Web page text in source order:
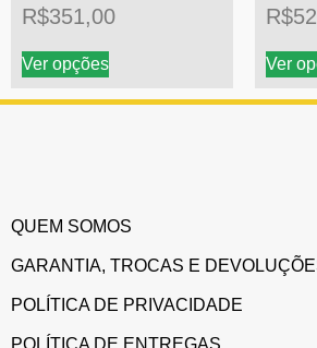
R$351,00
Ver opções
R$
Ver
QUEM SOMOS
GARANTIA, TROCAS E
POLÍTICA DE PRIVACIDADE
POLÍTICA DE ENTREGAS